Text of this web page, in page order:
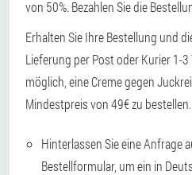
von 50%. Bezahlen Sie die
Erhalten Sie Ihre Bestellung und
Lieferung per Post oder Kurier 1-
möglich, eine Creme gegen
Mindestpreis von 49€ zu bestellen.
Hinterlassen Sie eine Anfrage
Bestellformular, um ein in